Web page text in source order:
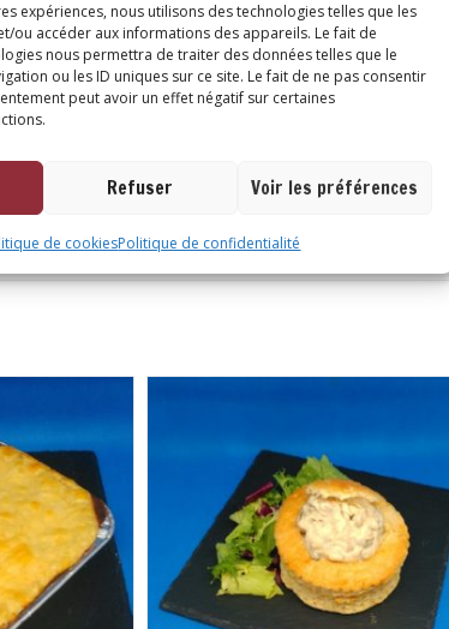
expériences, nous utilisons des technologies telles que les
ou accéder aux informations des appareils. Le fait de
nous permettra de traiter des données telles que le
ou les ID uniques sur ce site. Le fait de ne pas consentir
peut avoir un effet négatif sur certaines
Refuser Voir les préférences
de cookiesPolitique de confidentialité